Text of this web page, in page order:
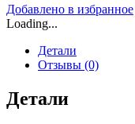
Добавлено в избранное
Loading...
Детали
Отзывы (0)
Детали